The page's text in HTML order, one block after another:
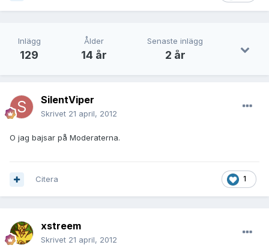
Inlägg
129
Ålder
14 år
Senaste inlägg
2 år
SilentViper
Skrivet 21 april, 2012
O jag bajsar på Moderaterna.
1
Citera
xstreem
Skrivet 21 april, 2012